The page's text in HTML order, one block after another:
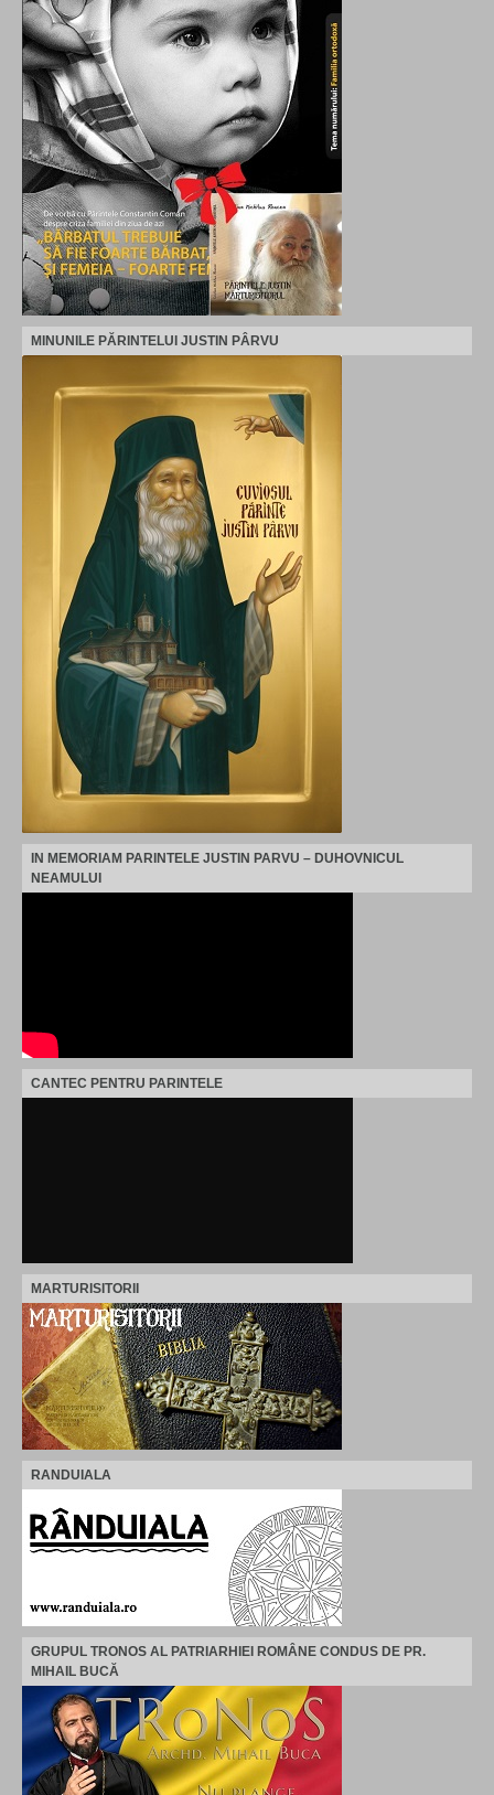
MINUNILE PĂRINTELUI JUSTIN PÂRVU
IN MEMORIAM PARINTELE JUSTIN PARVU – DUHOVNICUL
NEAMULUI
CANTEC PENTRU PARINTELE
MARTURISITORII
RANDUIALA
GRUPUL TRONOS AL PATRIARHIEI ROMÂNE CONDUS DE PR.
MIHAIL BUCĂ